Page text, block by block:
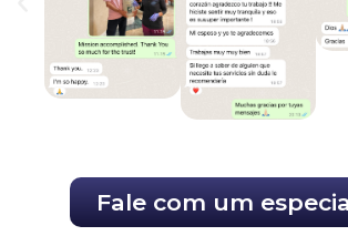
Fale com um